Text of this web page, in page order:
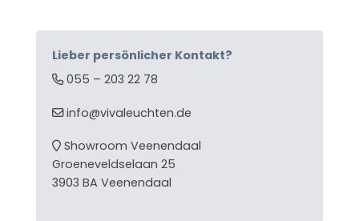
Lieber persönlicher Kontakt?
055 – 203 22 78
info@vivaleuchten.de
Showroom Veenendaal
Groeneveldselaan 25
3903 BA Veenendaal